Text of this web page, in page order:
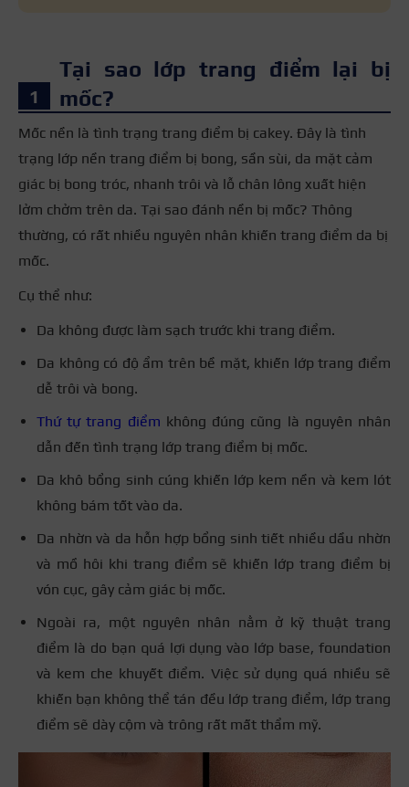
Tại sao lớp trang điểm lại bị
mốc?
Mốc nền là tình trạng trang điểm bị cakey. Đây là tình
trạng lớp nền trang điểm bị bong, sần sùi, da mặt cảm
giác bị bong tróc, nhanh trôi và lỗ chân lông xuất hiện
lởm chởm trên da. Tại sao đánh nền bị mốc? Thông
thường, có rất nhiều nguyên nhân khiến trang điểm da bị
mốc.
Cụ thể như:
Da không được làm sạch trước khi trang điểm.
Da không có độ ẩm trên bề mặt, khiến lớp trang điểm
dễ trôi và bong.
Thứ tự trang điểm không đúng cũng là nguyên nhân
dẫn đến tình trạng lớp trang điểm bị mốc.
Da khô bổng sinh cúng khiến lớp kem nền và kem lót
không bám tốt vào da.
Da nhờn và da hỗn hợp bổng sinh tiết nhiều dầu nhờn
và mồ hôi khi trang điểm sẽ khiến lớp trang điểm bị
vón cục, gây cảm giác bị mốc.
Ngoài ra, một nguyên nhân nằm ở kỹ thuật trang
điểm là do bạn quá lợi dụng vào lớp base, foundation
và kem che khuyết điểm. Việc sử dụng quá nhiều sẽ
khiến bạn không thể tán đều lớp trang điểm, lớp trang
điểm sẽ dày cộm và trông rất mất thẩm mỹ.